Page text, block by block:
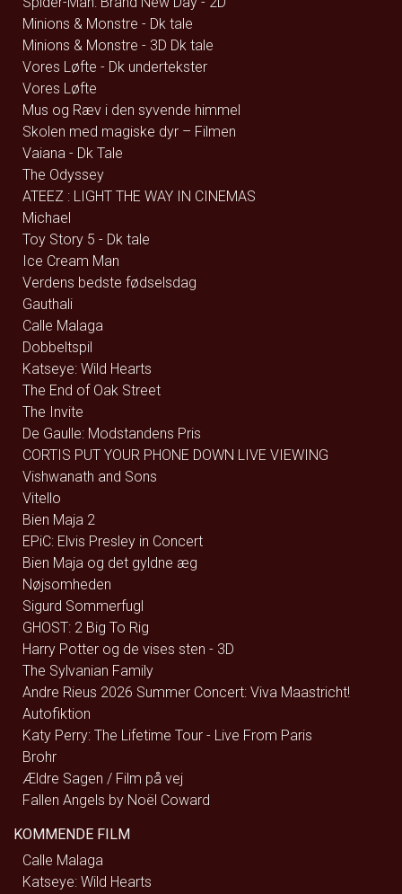
Minions & Monstre - Dk tale
Minions & Monstre - 3D Dk tale
Vores Løfte - Dk undertekster
Vores Løfte
Mus og Ræv i den syvende himmel
Skolen med magiske dyr – Filmen
Vaiana - Dk Tale
The Odyssey
ATEEZ : LIGHT THE WAY IN CINEMAS
Michael
Toy Story 5 - Dk tale
Ice Cream Man
Verdens bedste fødselsdag
Gauthali
Calle Malaga
Dobbeltspil
Katseye: Wild Hearts
The End of Oak Street
The Invite
De Gaulle: Modstandens Pris
CORTIS PUT YOUR PHONE DOWN LIVE VIEWING
Vishwanath and Sons
Vitello
Bien Maja 2
EPiC: Elvis Presley in Concert
Bien Maja og det gyldne æg
Nøjsomheden
Sigurd Sommerfugl
GHOST: 2 Big To Rig
Harry Potter og de vises sten - 3D
The Sylvanian Family
Andre Rieus 2026 Summer Concert: Viva Maastricht!
Autofiktion
Katy Perry: The Lifetime Tour - Live From Paris
Brohr
Ældre Sagen / Film på vej
Fallen Angels by Noël Coward
KOMMENDE FILM
Calle Malaga
Katseye: Wild Hearts